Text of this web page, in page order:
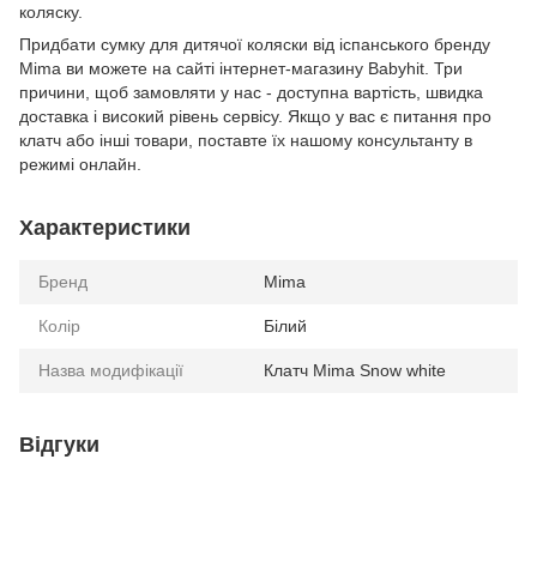
коляску.
Придбати сумку для дитячої коляски від іспанського бренду
Mima ви можете на сайті інтернет-магазину Babyhit. Три
причини, щоб замовляти у нас - доступна вартість, швидка
доставка і високий рівень сервісу. Якщо у вас є питання про
клатч або інші товари, поставте їх нашому консультанту в
режимі онлайн.
Характеристики
Бренд Mima
Колір Білий
Назва модифікації Клатч Mima Snow white
Відгуки